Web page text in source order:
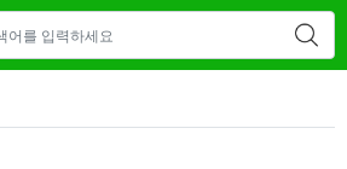
CONTACT US